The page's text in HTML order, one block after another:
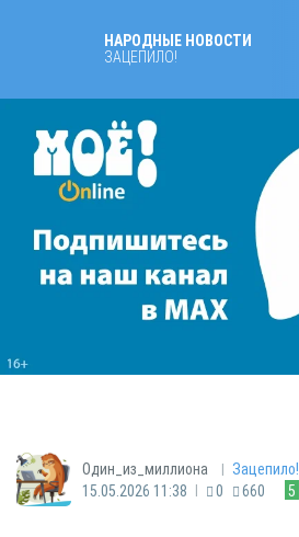
НАРОДНЫЕ НОВОСТИ
ЗАЦЕПИЛО!
Один_из_миллиона | Зацепило!
15.05.2026 11:38 | 0 660 5